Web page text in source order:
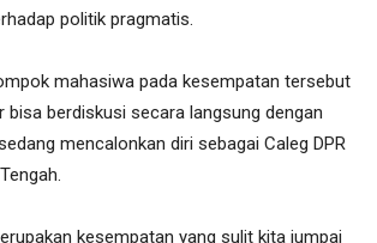
politik pragmatis.
mahasiwa pada kesempatan tersebut
bisa berdiskusi secara langsung dengan
mencalonkan diri sebagai Caleg DPR
kesempatan yang sulit kita jumpai